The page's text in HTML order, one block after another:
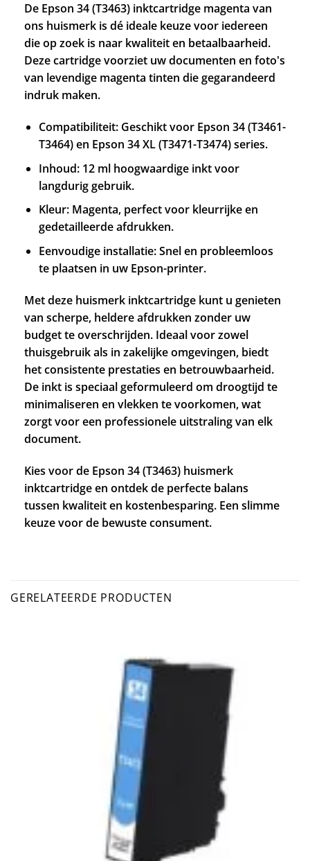
De Epson 34 (T3463) inktcartridge magenta van
ons huismerk is dé ideale keuze voor iedereen
die op zoek is naar kwaliteit en betaalbaarheid.
Deze cartridge voorziet uw documenten en foto's
van levendige magenta tinten die gegarandeerd
indruk maken.
Compatibiliteit: Geschikt voor Epson 34 (T3461-
T3464) en Epson 34 XL (T3471-T3474) series.
Inhoud: 12 ml hoogwaardige inkt voor
langdurig gebruik.
Kleur: Magenta, perfect voor kleurrijke en
gedetailleerde afdrukken.
Eenvoudige installatie: Snel en probleemloos
te plaatsen in uw Epson-printer.
Met deze huismerk inktcartridge kunt u genieten
van scherpe, heldere afdrukken zonder uw
budget te overschrijden. Ideaal voor zowel
thuisgebruik als in zakelijke omgevingen, biedt
het consistente prestaties en betrouwbaarheid.
De inkt is speciaal geformuleerd om droogtijd te
minimaliseren en vlekken te voorkomen, wat
zorgt voor een professionele uitstraling van elk
document.
Kies voor de Epson 34 (T3463) huismerk
inktcartridge en ontdek de perfecte balans
tussen kwaliteit en kostenbesparing. Een slimme
keuze voor de bewuste consument.
GERELATEERDE PRODUCTEN